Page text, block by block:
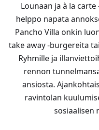
Lounaan ja à la
helppo napata
Pancho Villa onkin
take away -burgereita
Ryhmille ja
rennon
ansiosta.
ravintolan
sosiaalisen